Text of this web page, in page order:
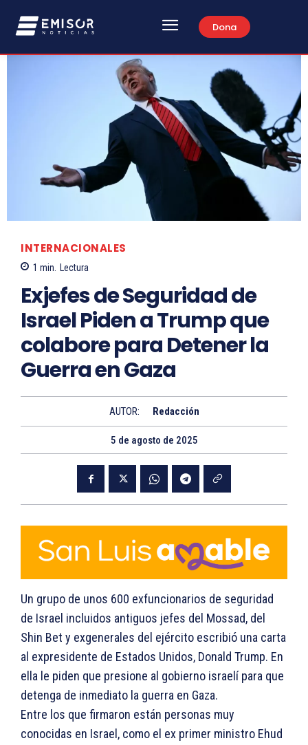
Dona
INTERNACIONALES
1 min. Lectura
Exjefes de Seguridad de
Israel Piden a Trump que
colabore para Detener la
Guerra en Gaza
AUTOR: Redacción
5 de agosto de 2025
Un grupo de unos 600 exfuncionarios de seguridad
de Israel incluidos antiguos jefes del Mossad, del
Shin Bet y exgenerales del ejército escribió una carta
al expresidente de Estados Unidos, Donald Trump. En
ella le piden que presione al gobierno israelí para que
detenga de inmediato la guerra en Gaza.
Entre los que firmaron están personas muy
conocidas en Israel, como el ex primer ministro Ehud